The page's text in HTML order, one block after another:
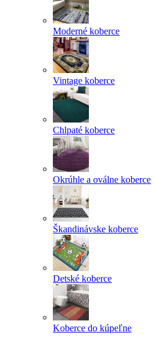
Moderné koberce
Vintage koberce
Chlpaté koberce
Okrúhle a oválne koberce
Škandinávske koberce
Detské koberce
Koberce do kúpeľne